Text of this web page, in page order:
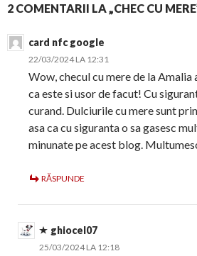
2 COMENTARII LA „CHEC CU
card nfc google
22/03/2024 LA 12:31
Wow, checul cu mere de la Amalia
ca este si usor de facut! Cu
curand. Dulciurile cu mere sunt
asa ca cu siguranta o sa gasesc
minunate pe acest blog.
RĂSPUNDE
ghiocel07
25/03/2024 LA 12:18